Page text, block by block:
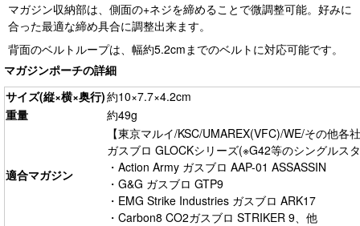
マガジン収納部は、側面の+ネジを締めることで微調整可能。好みに
合った最適な締め具合に調整出来ます。
背面のベルトループは、幅約5.2cmまでのベルトに対応可能です。
マガジンポーチの詳細
サイズ(縦×横×奥行)約10×7.7×4.2cm
重量
約49g
適合マガジン
【東京マルイ/KSC/UMAREX(VFC)/WE/その他各
ガスブロ GLOCKシリーズ(※G42等のシングルス
・Action Army ガスブロ AAP-01 ASSASSIN
・G&G ガスブロ GTP9
・EMG Strike Industries ガスブロ ARK17
・Carbon8 CO2ガスブロ STRIKER 9、他